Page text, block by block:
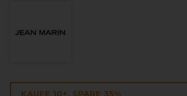
KAUFE 10+, SPARE 35%